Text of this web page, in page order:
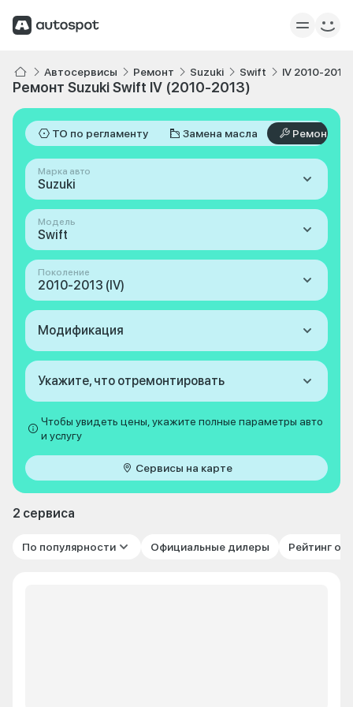
Автосервисы Ремонт Suzuki Swift IV 2010-2013
Ремонт Suzuki Swift IV (2010-2013)
ТО по регламенту Замена масла Ремонт
Марка авто
Suzuki
Модель
Swift
Поколение
2010-2013 (IV)
Модификация
Укажите, что отремонтировать
Чтобы увидеть цены, укажите полные параметры авто
и услугу
Сервисы на карте
2 сервиса
По популярности Официальные дилеры Рейтинг